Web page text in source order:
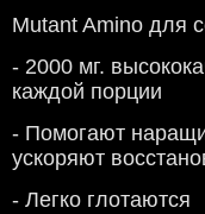
Mutant Amino для
- 2000 мг.
каждой порции
- Помогают
ускоряют
- Легко глотаются